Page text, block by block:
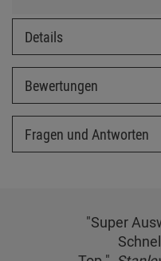
Details
Bewertungen
Fragen und Antworten
"Super